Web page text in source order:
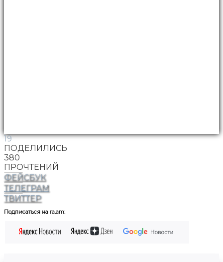
19
ПОДЕЛИЛИСЬ
380
ПРОЧТЕНИЙ
ФЕЙСБУК
ТЕЛЕГРАМ
ТВИТТЕР
Подписаться на ra.am: